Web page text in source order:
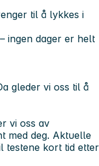
til å lykkes i
ingen dager er helt
gleder vi oss til å
vi oss av
med deg. Aktuelle
testene kort tid etter